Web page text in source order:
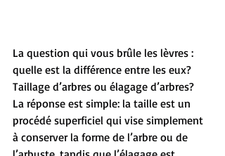
La question qui vous brûle les lèvres :
quelle est la différence entre les eux?
Taillage d’arbres ou élagage d’arbres?
La réponse est simple: la taille est un
procédé superficiel qui vise simplement
à conserver la forme de l’arbre ou de